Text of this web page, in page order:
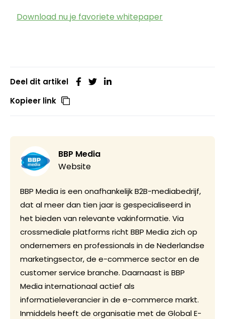
​Download nu je favoriete whitepaper
Deel dit artikel
Kopieer link
BBP Media
Website
BBP Media is een onafhankelijk B2B-mediabedrijf,
dat al meer dan tien jaar is gespecialiseerd in
het bieden van relevante vakinformatie. Via
crossmediale platforms richt BBP Media zich op
ondernemers en professionals in de Nederlandse
marketingsector, de e-commerce sector en de
customer service branche. Daarnaast is BBP
Media internationaal actief als
informatieleverancier in de e-commerce markt.
Inmiddels heeft de organisatie met de Global E-